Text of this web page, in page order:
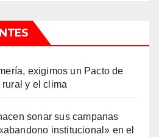
exigimos un Pacto de
y el clima
sonar sus campanas
institucional» en el